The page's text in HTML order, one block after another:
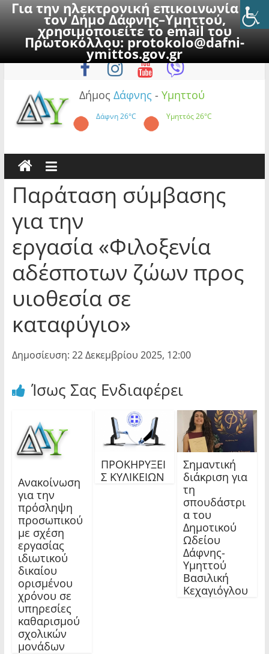
Για την ηλεκτρονική επικοινωνία με
τον Δήμο Δάφνης–Υμηττού,
χρησιμοποιείτε το email του
Πρωτοκόλλου:protokolo@dafni-
ymittos.gov.gr
to
Πέμπτη, 6 Αυγούστου 2026
Δήμος Δάφνης - Υμηττού
Δάφνη26°C Υμηττός26°C
Παράταση σύμβασης
για την
εργασία «Φιλοξενία
αδέσποτων ζώων προς
υιοθεσία σε
καταφύγιο»
Δημοσίευση: 22 Δεκεμβρίου 2025, 12:00
Ίσως Σας Ενδιαφέρει
Ανακοίνωση
για την
πρόσληψη
προσωπικού
με σχέση
εργασίας
ιδιωτικού
δικαίου
ορισμένου
χρόνου σε
υπηρεσίες
καθαρισμού
σχολικών
μονάδων
ΠΡΟΚΗΡΥΞΕΙ
Σ ΚΥΛΙΚΕΙΩΝ
Σημαντική
διάκριση για
τη
σπουδάστρι
α του
Δημοτικού
Ωδείου
Δάφνης-
Υμηττού
Βασιλική
Κεχαγιόγλου